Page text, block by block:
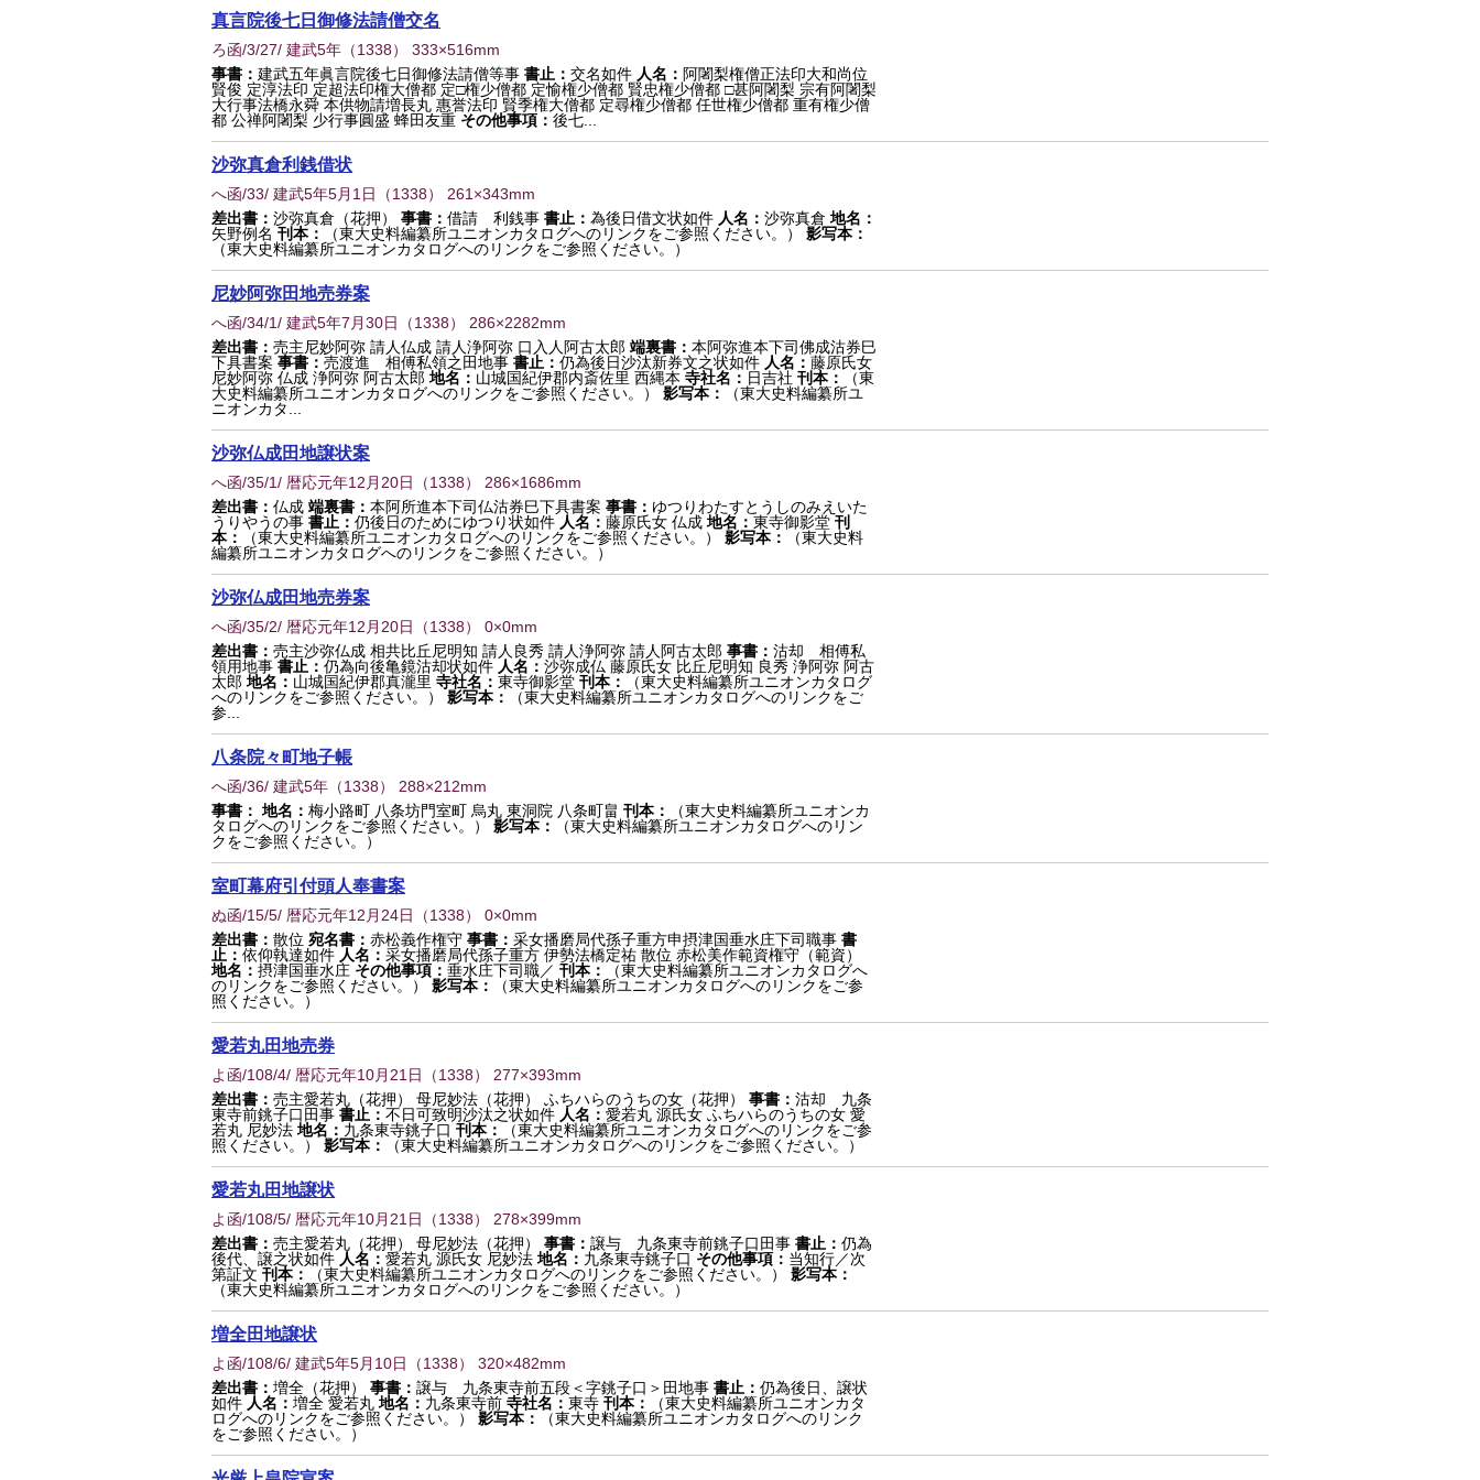
真言院後七日御修法請僧交名
ろ函/3/27/ 建武5年 （1338） 333×516mm
事書： 建武五年眞言院後七日御修法請僧等事 書止： 交名如件 人名： 阿闍梨権僧正法印大和尚位
賢俊 定淳法印 定超法印権大僧都 定□権少僧都 定愉権少僧都 賢忠権少僧都 □甚阿闍梨 宗有阿闍梨
大行事法橋永舜 本供物請増長丸 惠誉法印 賢季権大僧都 定尋権少僧都 任世権少僧都 重有権少僧
都 公禅阿闍梨 少行事圓盛 蜂田友重 その他事項： 後七...
沙弥真倉利銭借状
へ函/33/ 建武5年5月1日 （1338） 261×343mm
差出書： 沙弥真倉（花押） 事書： 借請 利銭事 書止： 為後日借文状如件 人名： 沙弥真倉 地名：
矢野例名 刊本： （東大史料編纂所ユニオンカタログへのリンクをご参照ください。）
影写本：
（東大史料編纂所ユニオンカタログへのリンクをご参照ください。）
尼妙阿弥田地売券案
へ函/34/1/ 建武5年7月30日 （1338） 286×2282mm
差出書： 売主尼妙阿弥 請人仏成 請人浄阿弥 口入人阿古太郎 端裏書： 本阿弥進本下司佛成沽券巳
下具書案 事書： 売渡進 相傅私領之田地事 書止： 仍為後日沙汰新券文之状如件 人名： 藤原氏女
尼妙阿弥 仏成 浄阿弥 阿古太郎 地名： 山城国紀伊郡内斎佐里 西縄本 寺社名： 日吉社 刊本：
（東
大史料編纂所ユニオンカタログへのリンクをご参照ください。）
影写本：
（東大史料編纂所ユ
ニオンカタ...
沙弥仏成田地譲状案
へ函/35/1/ 暦応元年12月20日 （1338） 286×1686mm
差出書： 仏成 端裏書： 本阿所進本下司仏沽券巳下具書案 事書： ゆつりわたすとうしのみえいた
うりやうの事 書止： 仍後日のためにゆつり状如件 人名： 藤原氏女 仏成 地名： 東寺御影堂 刊
本：
（東大史料編纂所ユニオンカタログへのリンクをご参照ください。） 影写本：
（東大史料
編纂所ユニオンカタログへのリンクをご参照ください。）
沙弥仏成田地売券案
へ函/35/2/ 暦応元年12月20日 （1338） 0×0mm
差出書： 売主沙弥仏成 相共比丘尼明知 請人良秀 請人浄阿弥 請人阿古太郎 事書： 沽却 相傅私
領用地事 書止： 仍為向後亀鏡沽却状如件 人名： 沙弥成仏 藤原氏女 比丘尼明知 良秀 浄阿弥 阿古
太郎 地名： 山城国紀伊郡真瀧里 寺社名： 東寺御影堂 刊本：
（東大史料編纂所ユニオンカタログ
へのリンクをご参照ください。）
影写本：
（東大史料編纂所ユニオンカタログへのリンクをご
参...
八条院々町地子帳
へ函/36/ 建武5年 （1338） 288×212mm
事書： 地名： 梅小路町 八条坊門室町 烏丸 東洞院 八条町畠 刊本：
（東大史料編纂所ユニオンカ
タログへのリンクをご参照ください。）
影写本：
（東大史料編纂所ユニオンカタログへのリン
クをご参照ください。）
室町幕府引付頭人奉書案
ぬ函/15/5/ 暦応元年12月24日 （1338） 0×0mm
差出書： 散位 宛名書： 赤松義作権守 事書： 采女播磨局代孫子重方申摂津国垂水庄下司職事 書
止： 依仰執達如件 人名： 采女播磨局代孫子重方 伊勢法橋定祐 散位 赤松美作範資権守（範資）
地名： 摂津国垂水庄 その他事項： 垂水庄下司職／ 刊本：
（東大史料編纂所ユニオンカタログへ
のリンクをご参照ください。）
影写本：
（東大史料編纂所ユニオンカタログへのリンクをご参
照ください。）
愛若丸田地売券
よ函/108/4/ 暦応元年10月21日 （1338） 277×393mm
差出書： 売主愛若丸（花押） 母尼妙法（花押） ふちハらのうちの女（花押） 事書： 沽却 九条
東寺前銚子口田事 書止： 不日可致明沙汰之状如件 人名： 愛若丸 源氏女 ふちハらのうちの女 愛
若丸 尼妙法 地名： 九条東寺銚子口 刊本：
（東大史料編纂所ユニオンカタログへのリンクをご参
照ください。）
影写本： （東大史料編纂所ユニオンカタログへのリンクをご参照ください。）
愛若丸田地譲状
よ函/108/5/ 暦応元年10月21日 （1338） 278×399mm
差出書： 売主愛若丸（花押） 母尼妙法（花押） 事書： 譲与 九条東寺前銚子口田事 書止： 仍為
後代、譲之状如件 人名： 愛若丸 源氏女 尼妙法 地名： 九条東寺銚子口 その他事項： 当知行／次
第証文 刊本： （東大史料編纂所ユニオンカタログへのリンクをご参照ください。）
影写本：
（東大史料編纂所ユニオンカタログへのリンクをご参照ください。）
増全田地譲状
よ函/108/6/ 建武5年5月10日 （1338） 320×482mm
差出書： 増全（花押） 事書： 譲与 九条東寺前五段＜字銚子口＞田地事 書止： 仍為後日、譲状
如件 人名： 増全 愛若丸 地名： 九条東寺前 寺社名： 東寺 刊本：
（東大史料編纂所ユニオンカタ
ログへのリンクをご参照ください。）
影写本：
（東大史料編纂所ユニオンカタログへのリンク
をご参照ください。）